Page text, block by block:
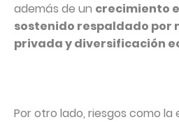
además de un crecimiento
sostenido respaldado por
privada y diversificación
Por otro lado, riesgos como la